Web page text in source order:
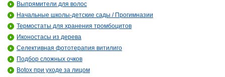
Выпрямители для волос
Начальные школы-детские сады / Прогимназии
Термостаты для хранения тромбоцитов
Иконостасы из дерева
Селективная фототерапия витилиго
Подбор сложных очков
Botox при уходе за лицом